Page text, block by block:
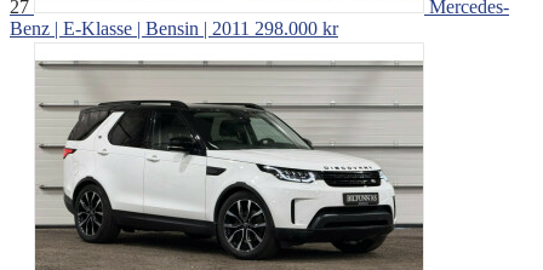
27
Mercedes-
Benz | E-Klasse | Bensin | 2011 298.000 kr